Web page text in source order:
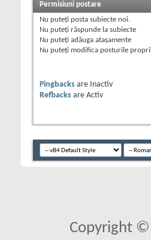
Permisiuni postare
Nu puteţi posta subiecte noi.
Nu puteţi răspunde la subiecte
Nu puteţi adăuga ataşamente
Nu puteţi modifica posturile proprii
Pingbacks are
Inactiv
Refbacks are Activ
Copyright ©